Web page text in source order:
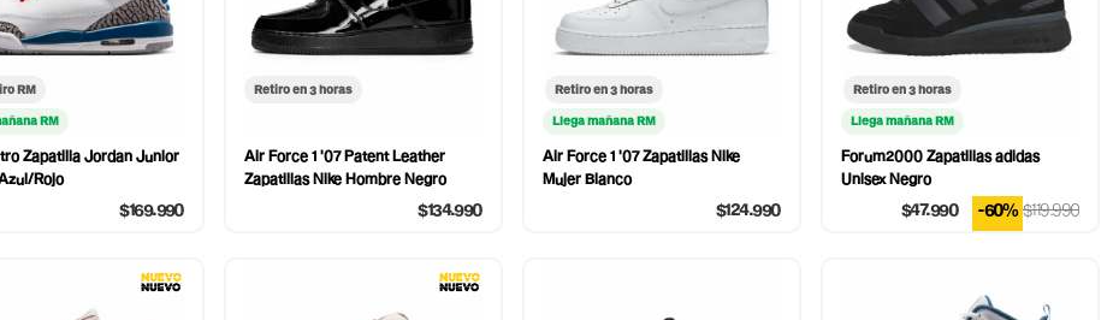
RM
RM
Zapatilla Jordan Junior
Rojo
$169.990
Retiro en 3 horas
Air Force 1 '07 Patent Leather
Zapatillas Nike Hombre Negro
$134.990
Retiro en 3 horas
Llega mañana RM
Air Force 1 '07 Zapatillas Nike
Mujer Blanco
$124.990
Retiro en 3 horas
Llega mañana RM
Forum2000 Zapatillas adidas
Unisex Negro
$119.990
$47.990 -60%